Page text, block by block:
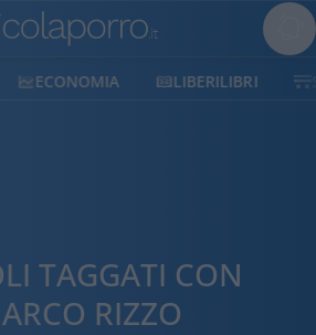
ECONOMIA LIBERILIBRI
TAGGATI CON
RIZZO